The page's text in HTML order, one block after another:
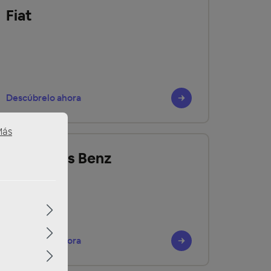
Fiat
Descúbrelo ahora
Mercedes Benz
Descúbrelo ahora